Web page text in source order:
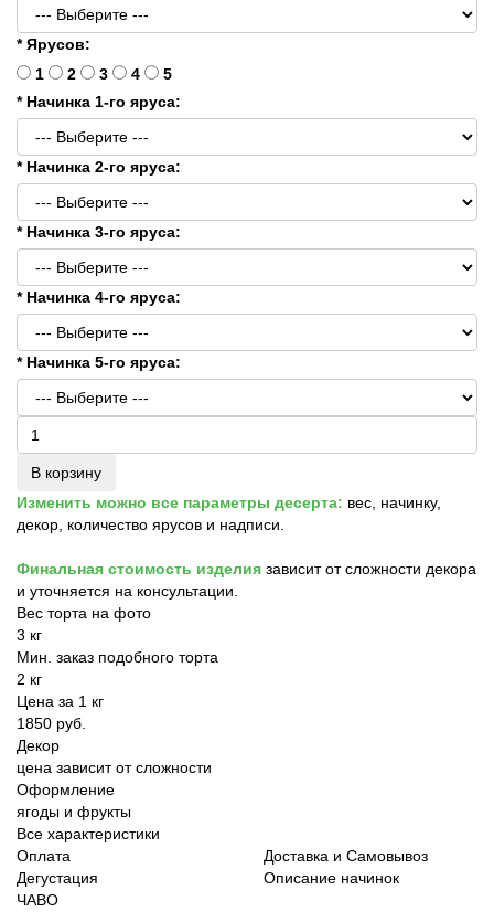
* Ярусов:
1
2 3 4
5
* Начинка 1-го яруса:
* Начинка 2-го яруса:
* Начинка 3-го яруса:
* Начинка 4-го яруса:
* Начинка 5-го яруса:
В корзину
Изменить можно все параметры десерта: вес, начинку,
декор, количество ярусов и надписи.
Финальная стоимость изделия зависит от сложности декора
и уточняется на консультации.
Вес торта на фото
3 кг
Мин. заказ подобного торта
2 кг
Цена за 1 кг
1850 руб.
Декор
цена зависит от сложности
Оформление
ягоды и фрукты
Все характеристики
Оплата
Доставка и Самовывоз
Дегустация
Описание начинок
ЧАВО